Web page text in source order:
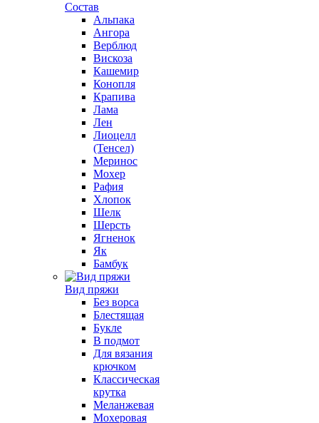
Состав
Альпака
Ангора
Верблюд
Вискоза
Кашемир
Конопля
Крапива
Лама
Лен
Лиоцелл
(Тенсел)
Меринос
Мохер
Рафия
Хлопок
Шелк
Шерсть
Ягненок
Як
Бамбук
Вид пряжи
Без ворса
Блестящая
Букле
В подмот
Для вязания
крючком
Классическая
крутка
Меланжевая
Мохеровая